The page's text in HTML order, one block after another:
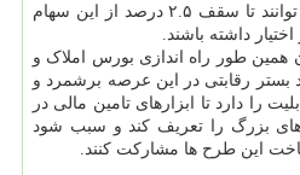
اعلام کنند. این شرکت ها می توانند تا سقف ۲.۵ درصد از این سهام
همین طور راه اندازی بورس املاک و
بستر رقابتی در این عرصه برشمرد و
را دارد تا ابزارهای تامین مالی در
بزرگ را تعریف کند و سبب شود
این طرح ها مشارکت کنند.